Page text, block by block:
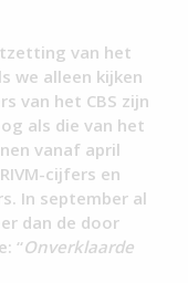
van het
we alleen kijken
van het CBS zijn
als die van het
vanaf april
cijfers en
In september al
dan de door
“Onverklaarde